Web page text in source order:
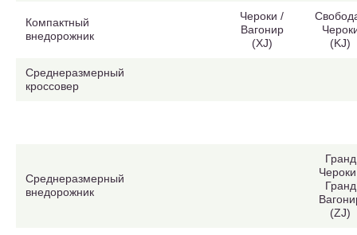
Компактный
внедорожник
Чероки /
Вагонир
(XJ)
(KJ)
Среднеразмерный
кроссовер
Среднеразмерный
внедорожник
Гранд
Гранд
(ZJ)